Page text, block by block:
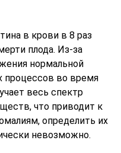
в крови в 8 раз
плода. Из-за
нормальной
процессов во время
весь спектр
что приводит к
определить их
невозможно.